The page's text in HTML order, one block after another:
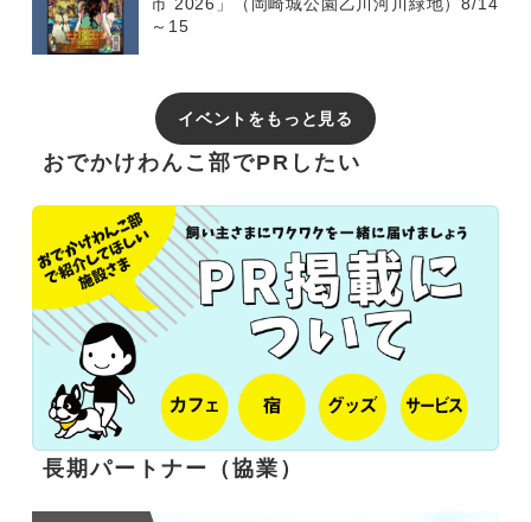
～15
イベントをもっと見る
おでかけわんこ部でPRしたい
長期パートナー（協業）